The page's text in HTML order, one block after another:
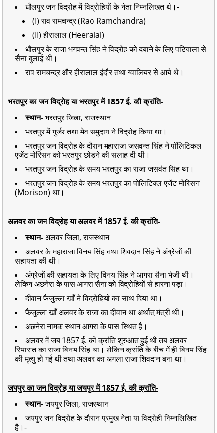
धौलपुर जन विद्रोह में विद्रोहियों के नेता निम्नलिखत थे।-
(I) राव रामचन्द्र (Rao Ramchandra)
(II) हीरालाल (Heeralal)
धौलपुर के राजा भगवन्त सिंह ने विद्रोह को दबाने के लिए पटियाला से
सैना बुलाई थी।
राव रामचन्द्र और हीरालाल इंदौर तथा ग्वालियर से आये थे।
भरतपुर का जन विद्रोह या भरतपुर में 1857 ई. की क्रांति-
स्थान-भरतपुर जिला, राजस्थान
भरतपुर में गुर्जर तथा मेव समुदाय ने विद्रोह किया था।
भरतपुर जन विद्रोह के दौरान महाराजा जसवन्त सिंह ने पॉलिटिकल
एजेंट मोरिसन को भरतपुर छोड़ने की सलाह दी थी।
भरतपुर जन विद्रोह के समय भरतपुर का राजा जसवंत सिंह था।
भरतपुर जन विद्रोह के समय भरतपुर का पोलिटिक्ल एजेंट मोरिसन
(Morison) था।
अलवर का जन विद्रोह या अलवर में 1857 ई. की क्रांति-
स्थान-अलवर जिला, राजस्थान
अलवर के महाराजा विनय सिंह तथा शिवदान सिंह ने अंग्रेजों की
सहायता की थी।
अंग्रेजों की सहायता के लिए विनय सिंह ने आगरा सैना भेजी थी।
लेकिन अछनेरा के पास आगरा सैना को विद्रोहियों से हारना पड़ा।
दीवान फैजुल्ला खाँ ने विद्रोहियों का साथ दिया था।
फैजुल्ला खाँ अलवर के राजा का दीवान था अर्थात् मंत्री थी।
अछनेरा नामक स्थान आगरा के पास स्थित है।
अलवर में जब 1857 ई. की क्रांति शुरुआत हुई थी तब अलवर
रियासत का राजा विनय सिंह था। लेकिन क्रांति के बीच में ही विनय सिंह
की मृत्यु हो गई थी तथा अलवर का अगला राजा शिवदान बना था।
जयपुर का जन विद्रोह या जयपुर में 1857 ई. की क्रांति-
स्थान-जयपुर जिला, राजस्थान
जयपुर जन विद्रोह के दौरान प्रमुख नेता या विद्रोही निम्नलिखित
है।-